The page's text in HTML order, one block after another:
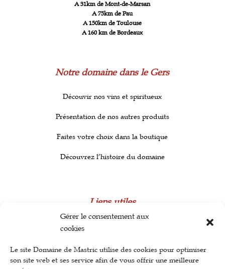
Gérer le consentement aux
cookies
Le site Domaine de Mastric utilise des cookies pour optimiser
son site web et ses service afin de vous offrir une meilleure
A 31km de Mont-de-Marsan
A 75km de Pau
A 150km de Toulouse
A 160 km de Bordeaux
Notre domaine dans le Gers
Découvir nos vins et spiritueux
Présentation de nos autres produits
Faites votre choix dans la boutique
Découvrez l’histoire du domaine
Liens utiles
Mentions légales